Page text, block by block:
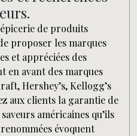
de produits
proposer les marques
et appréciées des
en avant des marques
Hershey’s, Kellogg’s
aux clients la garantie de
américaines qu’ils
évoquent